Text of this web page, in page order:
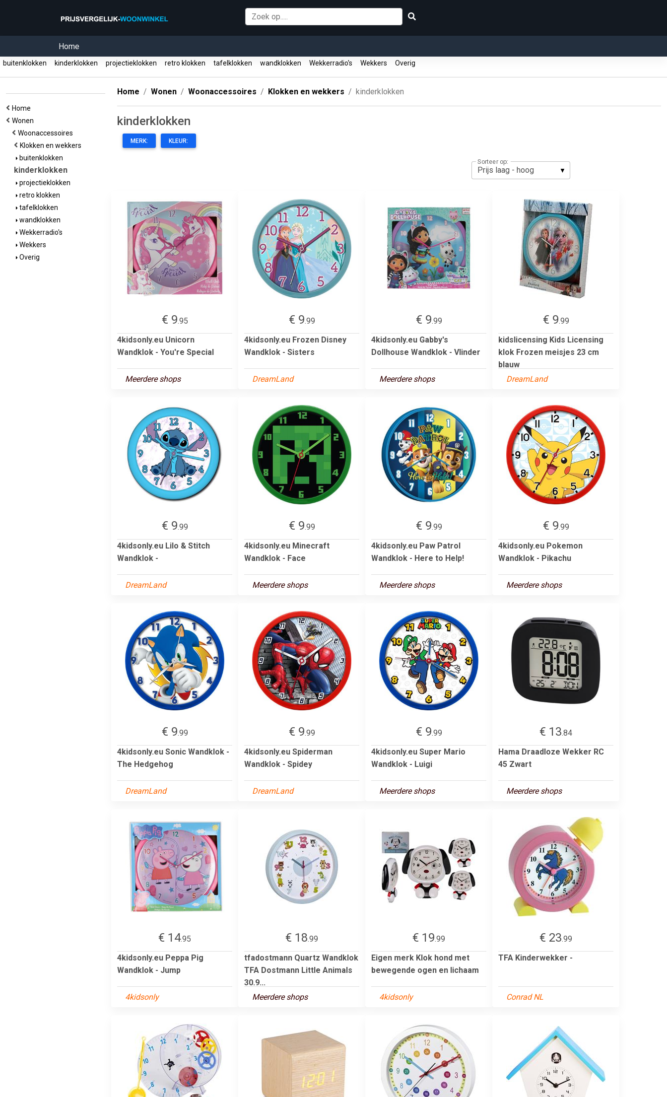
Home
buitenklokken kinderklokken projectieklokken retro klokken tafelklokken wandklokken Wekkerradio's Wekkers Overig
Home
Wonen
Woonaccessoires
Klokken en wekkers
buitenklokken
kinderklokken
projectieklokken
retro klokken
tafelklokken
wandklokken
Wekkerradio's
Wekkers
Overig
Home Wonen Woonaccessoires Klokken en wekkers kinderklokken
kinderklokken
MERK: KLEUR:
Sorteer op:
€ 9.95
4kidsonly.eu Unicorn
Wandklok - You're Special
Meerdere shops
€ 9.99
4kidsonly.eu Frozen Disney
Wandklok - Sisters
DreamLand
€ 9.99
4kidsonly.eu Gabby's
Dollhouse Wandklok - Vlinder
Meerdere shops
€ 9.99
kidslicensing Kids Licensing
klok Frozen meisjes 23 cm
blauw
DreamLand
€ 9.99
4kidsonly.eu Lilo & Stitch
Wandklok -
DreamLand
€ 9.99
4kidsonly.eu Minecraft
Wandklok - Face
Meerdere shops
€ 9.99
4kidsonly.eu Paw Patrol
Wandklok - Here to Help!
Meerdere shops
€ 9.99
4kidsonly.eu Pokemon
Wandklok - Pikachu
Meerdere shops
€ 9.99
4kidsonly.eu Sonic Wandklok -
The Hedgehog
DreamLand
€ 9.99
4kidsonly.eu Spiderman
Wandklok - Spidey
DreamLand
€ 9.99
4kidsonly.eu Super Mario
Wandklok - Luigi
Meerdere shops
€ 13.84
Hama Draadloze Wekker RC
45 Zwart
Meerdere shops
€ 14.95
4kidsonly.eu Peppa Pig
Wandklok - Jump
4kidsonly
€ 18.99
tfadostmann Quartz Wandklok
TFA Dostmann Little Animals
30.9...
Meerdere shops
€ 19.99
Eigen merk Klok hond met
bewegende ogen en lichaam
4kidsonly
€ 23.99
TFA Kinderwekker -
Conrad NL